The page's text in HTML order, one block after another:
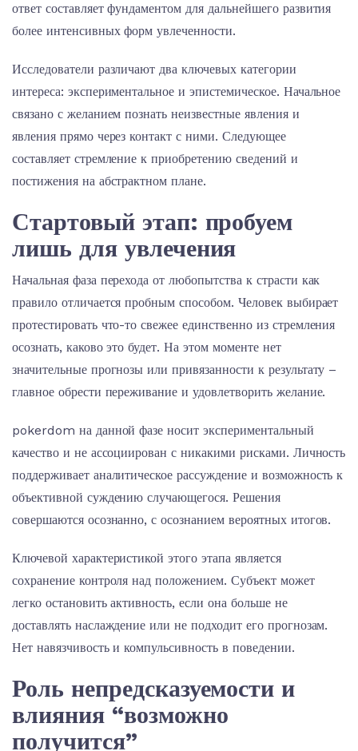
ответ составляет фундаментом для дальнейшего развития
более интенсивных форм увлеченности.
Исследователи различают два ключевых категории
интереса: экспериментальное и эпистемическое. Начальное
связано с желанием познать неизвестные явления и
явления прямо через контакт с ними. Следующее
составляет стремление к приобретению сведений и
постижения на абстрактном плане.
Стартовый этап: пробуем
лишь для увлечения
Начальная фаза перехода от любопытства к страсти как
правило отличается пробным способом. Человек выбирает
протестировать что-то свежее единственно из стремления
осознать, каково это будет. На этом моменте нет
значительные прогнозы или привязанности к результату –
главное обрести переживание и удовлетворить желание.
pokerdom на данной фазе носит экспериментальный
качество и не ассоциирован с никакими рисками. Личность
поддерживает аналитическое рассуждение и возможность к
объективной суждению случающегося. Решения
совершаются осознанно, с осознанием вероятных итогов.
Ключевой характеристикой этого этапа является
сохранение контроля над положением. Субъект может
легко остановить активность, если она больше не
доставлять наслаждение или не подходит его прогнозам.
Нет навязчивость и компульсивность в поведении.
Роль непредсказуемости и
влияния “возможно
получится”